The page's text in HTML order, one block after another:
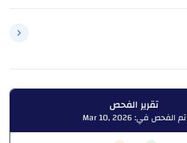
تقرير الفحص
تم الفحص في: Mar 10, 2026